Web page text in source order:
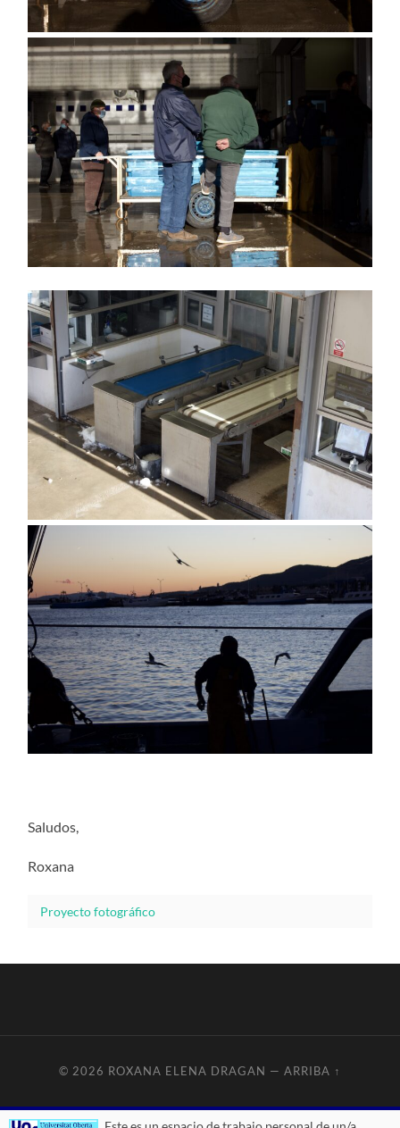
Saludos,
Roxana
Proyecto fotográfico
© 2026 ROXANA ELENA DRAGAN — ARRIBA ↑